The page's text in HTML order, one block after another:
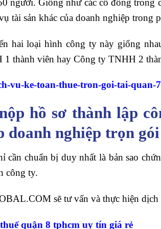
người. Giống như các cổ đông
tài sản khác của doanh nghiệp trong
hai loại hình công ty này giống
thành viên hay Công ty TNHH 2
vu-ke-toan-thue-tron-goi-tai-quan-
hồ sơ thành lập
doanh nghiệp trọn
chuẩn bị duy nhất là bản sao
công ty.
sẽ tư vấn và thực hiện
quận 8 tphcm uy tín giá rẻ